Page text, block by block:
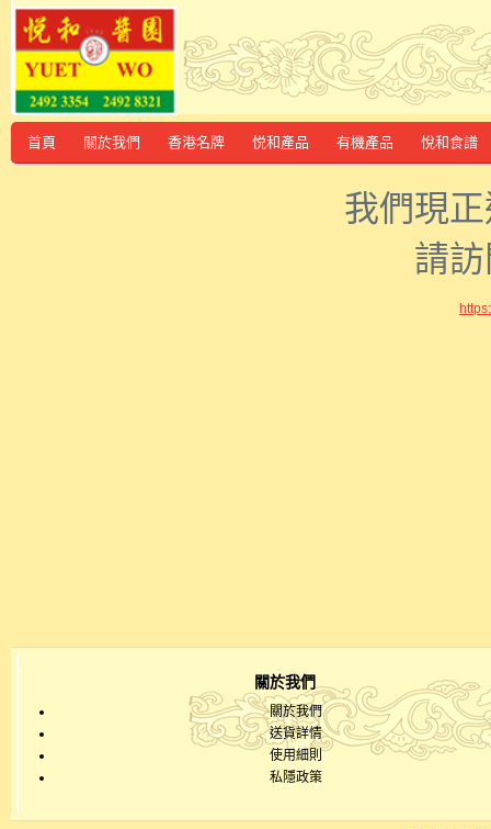
首頁 關於我們 香港名牌 悦和產品 有機產品 悅和食譜
我們現
請
關於我們
關於我們
送貨詳情
使用細則
私隱政策